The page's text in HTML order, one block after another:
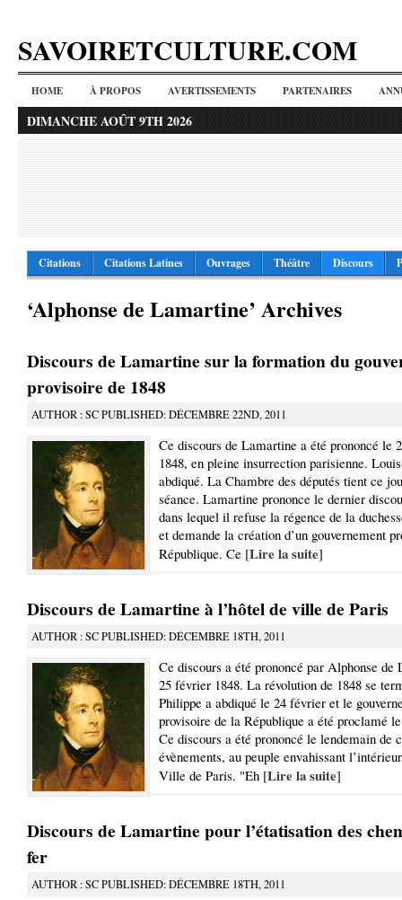
SAVOIRETCULTURE.COM
HOME À PROPOS AVERTISSEMENTS PARTENAIRES
DIMANCHE AOÛT 9TH 2026
Citations Citations Latines Ouvrages Théâtre Discours
‘Alphonse de Lamartine’ Archives
Discours de Lamartine sur la formation du
provisoire de 1848
AUTHOR : SC PUBLISHED: DÉCEMBRE 22ND, 2011
Ce discours de Lamartine a été prononcé le
1848, en pleine insurrection parisienne.
abdiqué. La Chambre des députés tient ce
séance. Lamartine prononce le dernier
dans lequel il refuse la régence de la
et demande la création d’un gouvernement
République. Ce [Lire la suite]
Discours de Lamartine à l’hôtel de ville de Paris
AUTHOR : SC PUBLISHED: DÉCEMBRE 18TH, 2011
Ce discours a été prononcé par Alphonse de
25 février 1848. La révolution de 1848 se
Philippe a abdiqué le 24 février et le
provisoire de la République a été proclamé
Ce discours a été prononcé le lendemain de
évènements, au peuple envahissant
Ville de Paris. "Eh [Lire la suite]
Discours de Lamartine pour l’étatisation des
fer
AUTHOR : SC PUBLISHED: DÉCEMBRE 18TH, 2011